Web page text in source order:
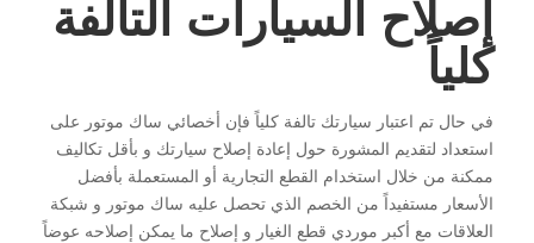
إصلاح السيارات التالفة
كلياً
في حال تم اعتبار سيارتك تالفة كلياً فإن أخصائي ساك موتور على
استعداد لتقديم المشورة حول إعادة إصلاح سيارتك و بأقل تكاليف
ممكنة من خلال استخدام القطع التجارية أو المستعملة بأفضل
الأسعار مستفيداً من الخصم الذي تحصل عليه ساك موتور و شبكة
العلاقات مع أكبر موردي قطع الغيار و إصلاح ما يمكن إصلاحه عوضاً